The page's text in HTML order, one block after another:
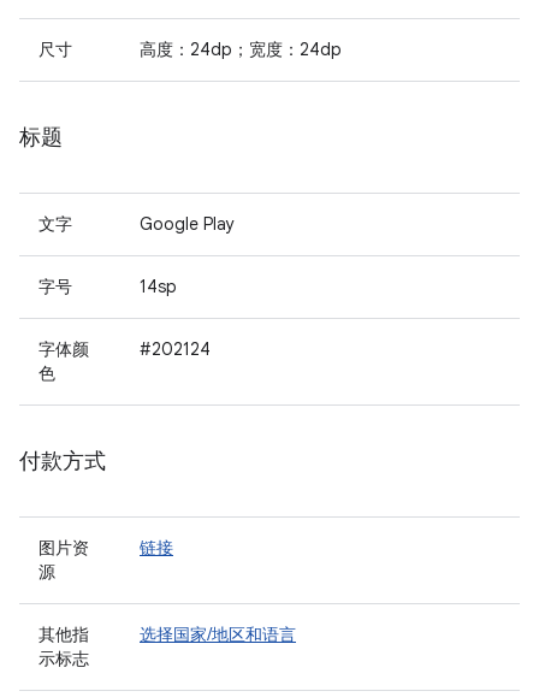
尺寸 高度：24dp；宽度：24dp
标题
文字 Google Play
字号 14sp
字体颜
色
#202124
付款方式
图片资
源
链接
其他指
示标志
选择国家/地区和语言